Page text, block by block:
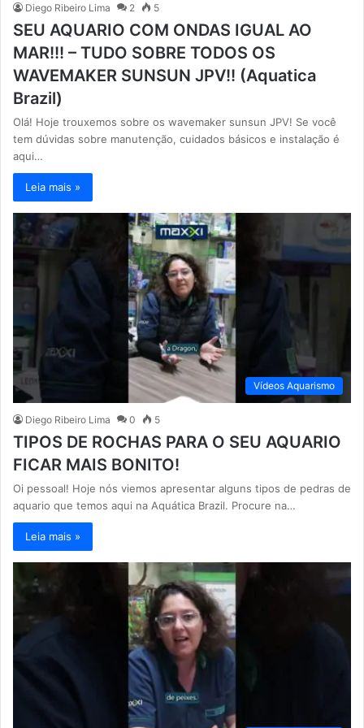
Diego Ribeiro Lima 2 5
SEU AQUARIO COM ONDAS IGUAL AO
MAR!!! – TUDO SOBRE TODOS OS
WAVEMAKER SUNSUN JPV!! (Aquatica
Brazil)
Olá! Hoje trouxemos sobre os wavemaker sunsun JPV! Se você
tem dúvidas sobre manutenção, cuidados básicos e instalação é
aqui…
Leia mais »
Vídeos Aquarismo
Diego Ribeiro Lima 0 5
TIPOS DE ROCHAS PARA O SEU AQUARIO
FICAR MAIS BONITO!
Oi pessoal! Hoje nós viemos apresentar alguns tipos de pedras de
aquario que temos aqui na Aquática Brazil. Procure na…
Leia mais »